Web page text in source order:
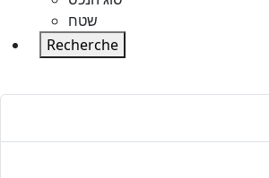
שטח
Recherche